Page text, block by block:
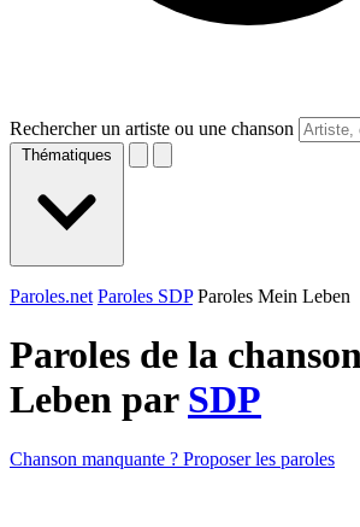
Rechercher un artiste ou une chanson
Thématiques
Paroles.net Paroles SDP Paroles Mein Leben
Paroles de la
Leben par SDP
Chanson manquante ? Proposer les paroles